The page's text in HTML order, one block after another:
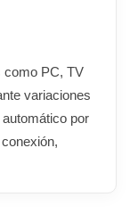
como PC, TV
variaciones
por